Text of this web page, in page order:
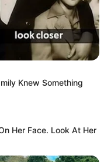
Knew Something
Her Face. Look At Her